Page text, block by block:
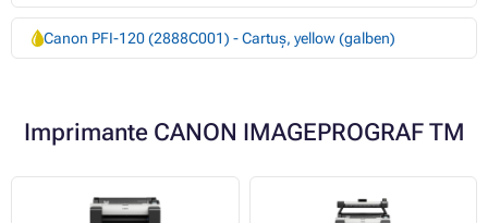
Canon PFI-120 (2888C001) - Cartuș, yellow (galben)
Imprimante CANON IMAGEPROGRAF TM